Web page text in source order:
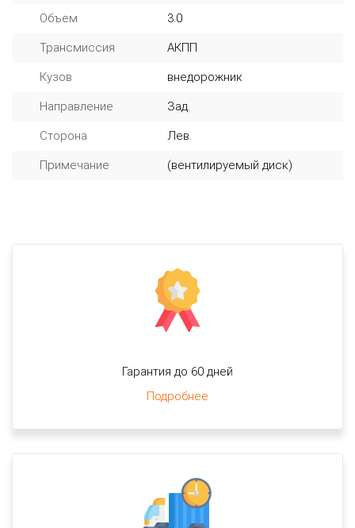
Объем 3.0
Трансмиссия АКПП
Кузов внедорожник
Направление Зад.
Сторона Лев.
Примечание (вентилируемый диск)
Гарантия до 60 дней
Подробнее